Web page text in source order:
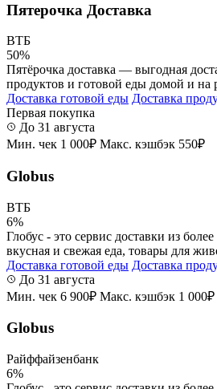
Пятерочка Доставка
ВТБ
50%
Пятёрочка доставка — выгодная
продуктов и готовой еды домой и на
Доставка готовой еды Доставка
Первая покупка
До 31 августа
Мин. чек 1 000₽ Макс. кэшбэк 550₽
Globus
ВТБ
6%
Глобус - это сервис доставки из
вкусная и свежая еда, товары для
Доставка готовой еды Доставка
До 31 августа
Мин. чек 6 900₽ Макс. кэшбэк 1 000₽
Globus
Райффайзенбанк
6%